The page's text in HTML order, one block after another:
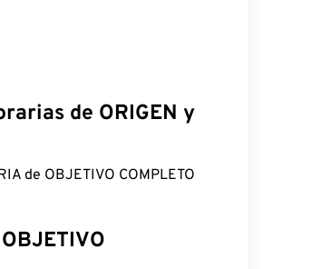
de ORIGEN y
de OBJETIVO COMPLETO